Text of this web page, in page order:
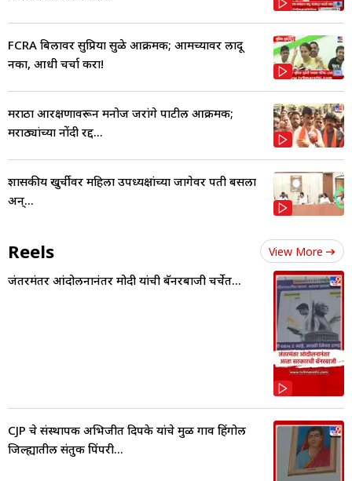
FCRA बिलावर सुप्रिया सुळे आक्रमक; आमच्यावर लादू
नका, आधी चर्चा करा!
मराठा आरक्षणावरून मनोज जरांगे पाटील आक्रमक;
मराठ्यांच्या नोंदी रद्द...
शासकीय खुर्चीवर महिला उपध्यक्षांच्या जागेवर पती बसला
अन्...
Reels View More
जंतरमंतर आंदोलनानंतर मोदी यांची बॅनरबाजी चर्चेत...
CJP चे संस्थापक अभिजीत दिपके यांचे मुळ गाव हिंगोली
जिल्ह्यातील संतुक पिंपरी...